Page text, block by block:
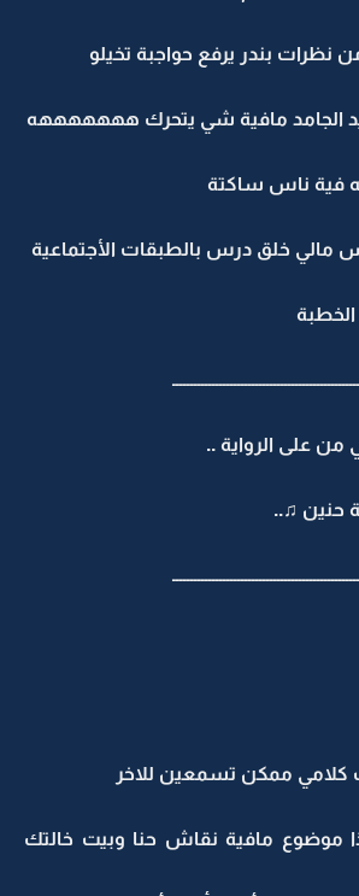
نظرات بندر يرفع حواجبة تخيلو
الجامد مافية شي يتحرك هههههههه
فية ناس ساكتة
مالي خلق درس بالطبقات الأجتماعية
على الرواية ..
حنين ♫..
كلامي ممكن تسمعين للاخر
موضوع مافية نقاش حنا وبيت خالتك